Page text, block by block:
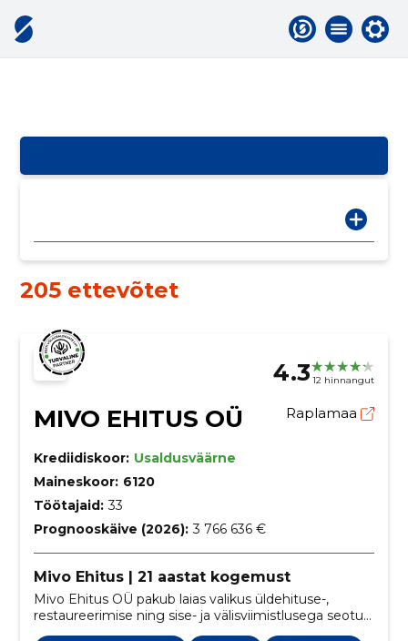
205 ettevõtet
4.3 12 hinnangut
MIVO EHITUS OÜ Raplamaa
Krediidiskoor: Usaldusväärne
Maineskoor: 6120
Töötajaid: 33
Prognooskäive (2026): 3 766 636 €
Mivo Ehitus | 21 aastat kogemust
Mivo Ehitus OÜ pakub laias valikus üldehituse-,
restaureerimise ning sise- ja välisviimistlusega seotud
teenuseid.